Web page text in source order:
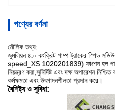
পণ্যের বর্ণনা
মৌলিক তথ্য:
জুমলিয়ন ৪.০ কংক্রিট পাম্প ট্রাকের স্পিড
speed_XS 1020201839) ফাংশন হল
নিয়ন্ত্রণ করা,সুনির্দিষ্ট এবং দক্ষ অপারেশন
কর্মক্ষমতা এবং উৎপাদনশীলতা প্রদান করে।
বৈশিষ্ট্য ও সুবিধা: